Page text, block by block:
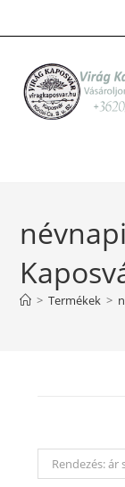
to
> Termékek >
Rendezés: